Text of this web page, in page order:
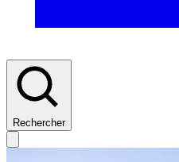
Rechercher